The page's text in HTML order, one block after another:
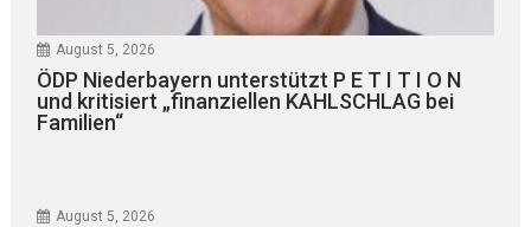
August 5, 2026
ÖDP Niederbayern unterstützt P E T I T I O N
und kritisiert „finanziellen KAHLSCHLAG bei
Familien“
August 5, 2026